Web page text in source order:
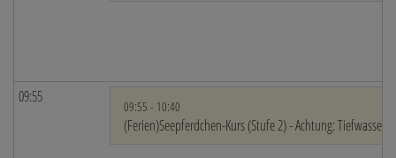
09:55
09:55 - 10:40
(Ferien)Seepferdchen-Kurs (Stufe 2) - Achtung: Tiefwasser!